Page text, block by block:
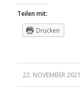
Teilen mit:
Drucken
22. NOVEMBER 2021
/